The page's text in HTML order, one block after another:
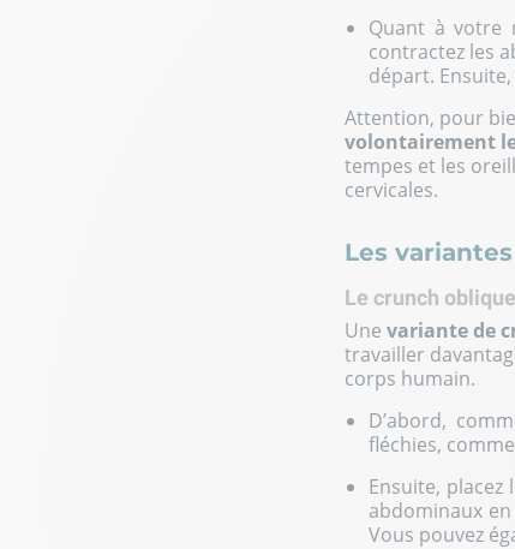
Quant à votre
contractez les
départ.
Attention, pour
volontairement
tempes et les
cervicales.
Les
Le crunch oblique
Une variante de
travailler
corps humain.
D’abord,
fléchies,
Ensuite, placez
abdominaux
Vous pouvez